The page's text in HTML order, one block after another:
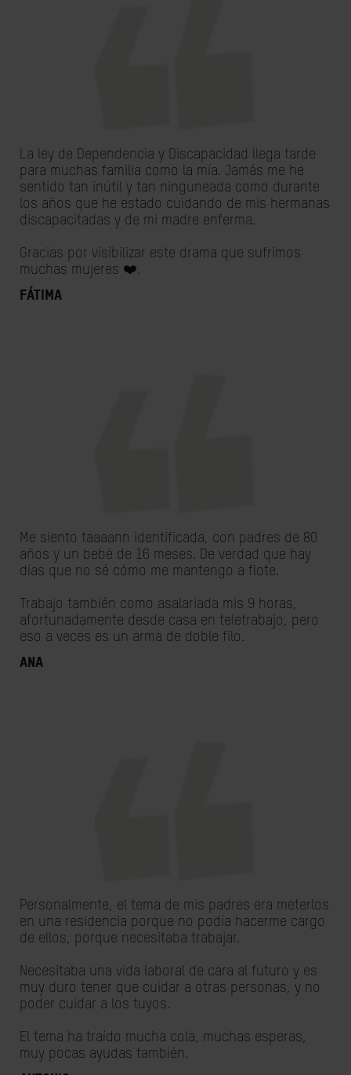
La ley de Dependencia y Discapacidad llega tarde
para muchas familia como la mía. Jamás me he
sentido tan inútil y tan ninguneada como durante
los años que he estado cuidando de mis hermanas
discapacitadas y de mi madre enferma.
Gracias por visibilizar este drama que sufrimos
muchas mujeres ❤️.
Fátima
Me siento taaaann identificada, con padres de 80
años y un bebé de 16 meses. De verdad que hay
días que no sé cómo me mantengo a flote.
Trabajo también como asalariada mis 9 horas,
afortunadamente desde casa en teletrabajo, pero
eso a veces es un arma de doble filo.
Ana
Personalmente, el tema de mis padres era meterlos
en una residencia porque no podía hacerme cargo
de ellos, porque necesitaba trabajar.
Necesitaba una vida laboral de cara al futuro y es
muy duro tener que cuidar a otras personas, y no
poder cuidar a los tuyos.
El tema ha traído mucha cola, muchas esperas,
muy pocas ayudas también.